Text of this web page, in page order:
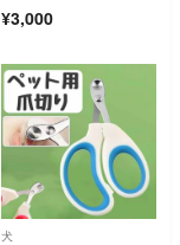
¥3,000
犬